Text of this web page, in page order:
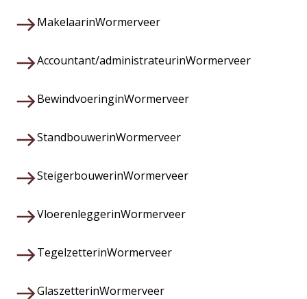
MakelaarinWormerveer
Accountant/administrateurinWormerveer
BewindvoeringinWormerveer
StandbouwerinWormerveer
SteigerbouwerinWormerveer
VloerenleggerinWormerveer
TegelzetterinWormerveer
GlaszetterinWormerveer